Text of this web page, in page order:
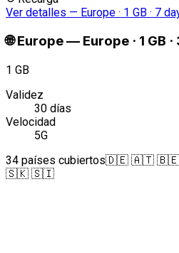
Ver detalles — Europe · 1 GB · 7
🌐 Europe— Europe · 1 GB
1 GB
Validez
30 días
Velocidad
5G
34 países cubiertos🇩🇪 🇦🇹
🇸🇰 🇸🇮